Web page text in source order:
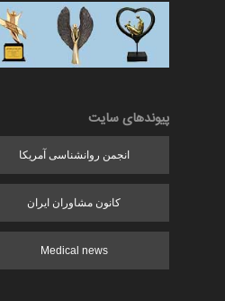
پیوندهای سایت
انجمن روانشناسی آمریکا
کانون مشاوران ایران
Medical news